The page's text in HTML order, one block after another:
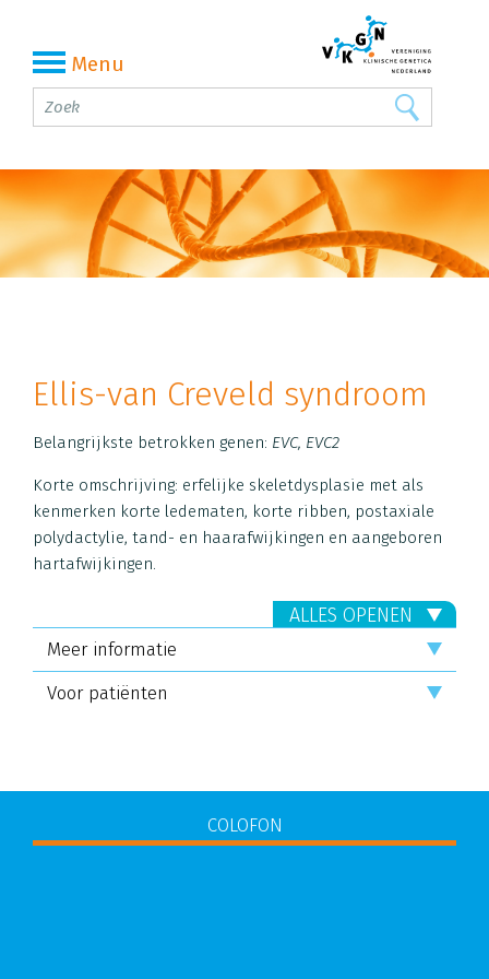
Menu
Ellis-van Creveld syndroom
Belangrijkste betrokken genen: EVC, EVC2
Korte omschrijving: erfelijke skeletdysplasie met als
kenmerken korte ledematen, korte ribben, postaxiale
polydactylie, tand- en haarafwijkingen en aangeboren
hartafwijkingen.
ALLES OPENEN
Meer informatie
Voor patiënten
COLOFON